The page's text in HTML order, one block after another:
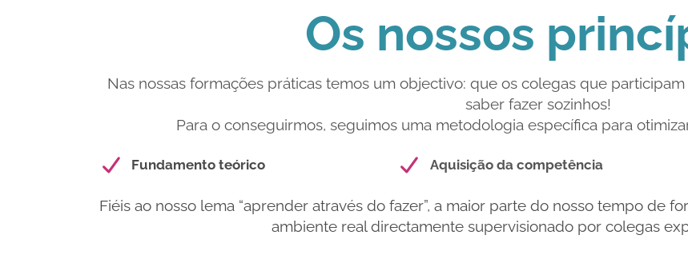
Os nossos
Nas nossas formações práticas temos um objectivo: que os colegas que
saber fazer sozinhos!
Para o conseguirmos, seguimos uma metodologia específica para
Fundamento teórico Aquisição da competência
Fiéis ao nosso lema “aprender através do fazer”, a maior parte do nosso tempo de
ambiente real directamente supervisionado por colegas